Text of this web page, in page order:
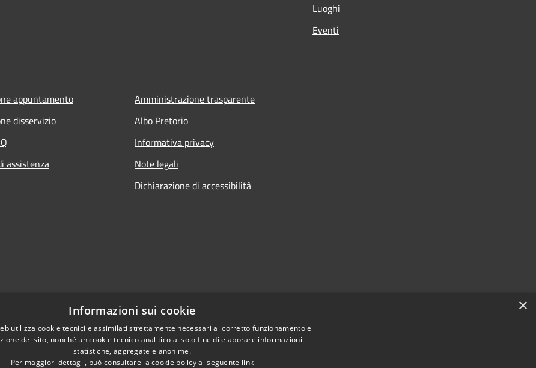
Luoghi
Eventi
appuntamento
disservizio
assistenza
Amministrazione trasparente
Albo Pretorio
Informativa privacy
Note legali
Dichiarazione di accessibilità
×
Informazioni sui cookie
utilizza cookie tecnici e assimilati strettamente necessari al corretto funzionamento e
del sito, nonché un cookie tecnico analitico al solo fine di elaborare informazioni
statistiche, aggregate e anonime.
Per maggiori dettagli, può consultare la cookie policy al seguente link